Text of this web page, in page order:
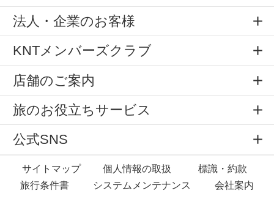
法人・企業のお客様
KNTメンバーズクラブ
店舗のご案内
旅のお役立ちサービス
公式SNS
サイトマップ 個人情報の取扱
標識・約款
旅行条件書
システムメンテナンス 会社案内